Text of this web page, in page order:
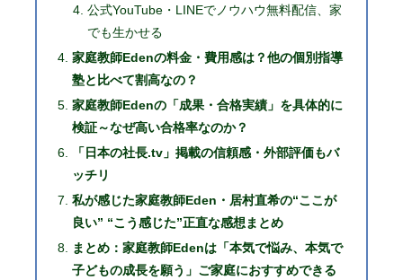
公式YouTube・LINEでノウハウ無料配信、家
でも生かせる
家庭教師Edenの料金・費用感は？他の個別指導
塾と比べて割高なの？
家庭教師Edenの「成果・合格実績」を具体的に
検証～なぜ高い合格率なのか？
「日本の社長.tv」掲載の信頼感・外部評価もバ
ッチリ
私が感じた家庭教師Eden・居村直希の“ここが
良い” “こう感じた”正直な感想まとめ
まとめ：家庭教師Edenは「本気で悩み、本気で
子どもの成長を願う」ご家庭におすすめできる